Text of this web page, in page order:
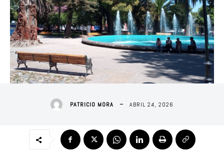
PATRICIO MORA ABRIL 24, 2026